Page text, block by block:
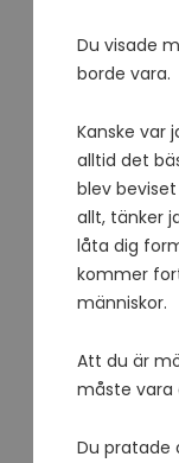
Du visade
borde vara.
Kanske var
alltid det
blev
allt, tänker
låta dig
kommer
människor.
Att du är
måste vara
Du pratade